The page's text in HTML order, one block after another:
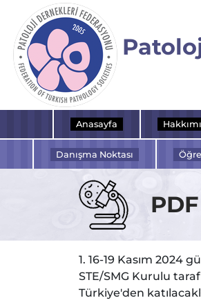
Anasayfa
Danışma Noktası
1. 16-19 Kasım
STE/SMG Kurulu
Türkiye'den